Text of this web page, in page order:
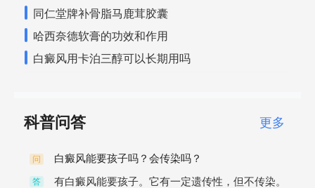
同仁堂牌补骨脂马鹿茸胶囊
哈西奈德软膏的功效和作用
白癜风用卡泊三醇可以长期用吗
科普问答 更多
问 白癜风能要孩子吗？会传染吗？
答
有白癜风能要孩子。它有一定遗传性，但不传染。